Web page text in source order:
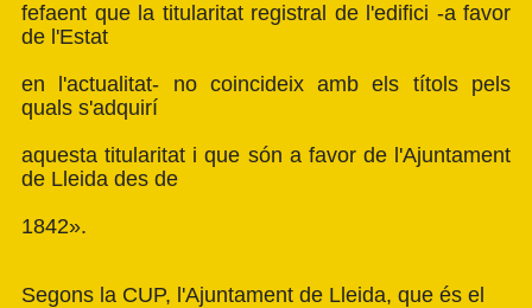
fefaent que la titularitat registral de l'edifici -a favor
de l'Estat
en l'actualitat- no coincideix amb els títols pels
quals s'adquirí
aquesta titularitat i que són a favor de l'Ajuntament
de Lleida des de
1842».
Segons la CUP, l'Ajuntament de Lleida, que és el